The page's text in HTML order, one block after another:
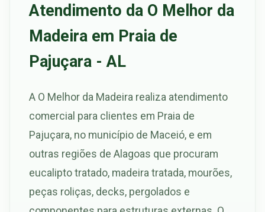
Atendimento da O Melhor da
Madeira em Praia de
Pajuçara - AL
A O Melhor da Madeira realiza atendimento
comercial para clientes em Praia de
Pajuçara, no município de Maceió, e em
outras regiões de Alagoas que procuram
eucalipto tratado, madeira tratada, mourões,
peças roliças, decks, pergolados e